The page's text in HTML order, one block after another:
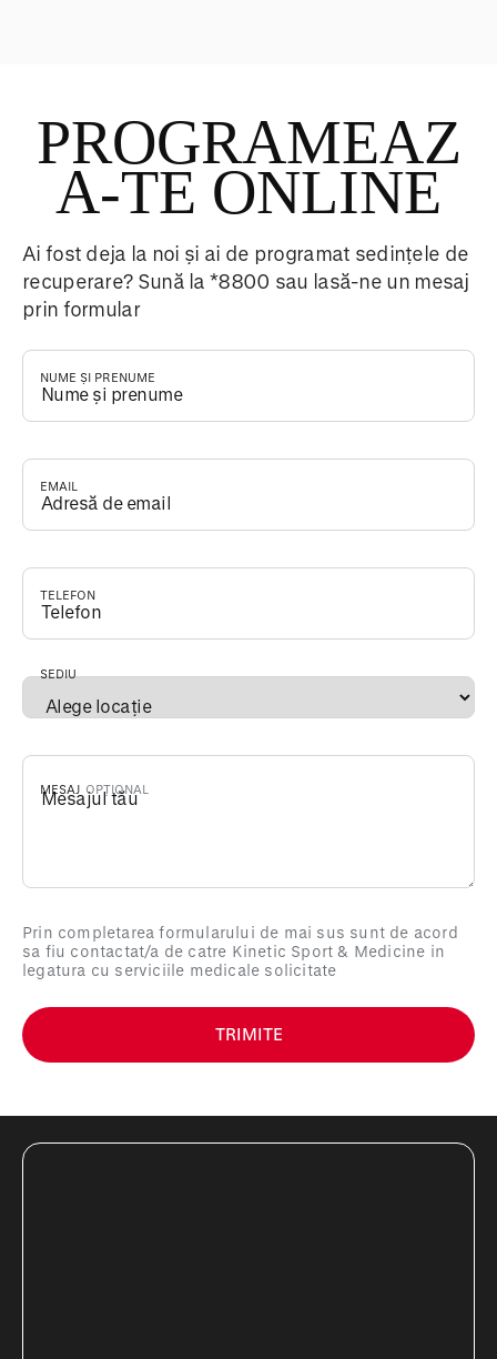
PROGRAMEAZ
A-TE ONLINE
Ai fost deja la noi și ai de programat sedințele de
recuperare? Sună la *8800 sau lasă-ne un mesaj
prin formular
NUME ȘI PRENUME
EMAIL
TELEFON
SEDIU
MESAJ
Prin completarea formularului de mai sus sunt de acord
sa fiu contactat/a de catre Kinetic Sport & Medicine in
legatura cu serviciile medicale solicitate
TRIMITE